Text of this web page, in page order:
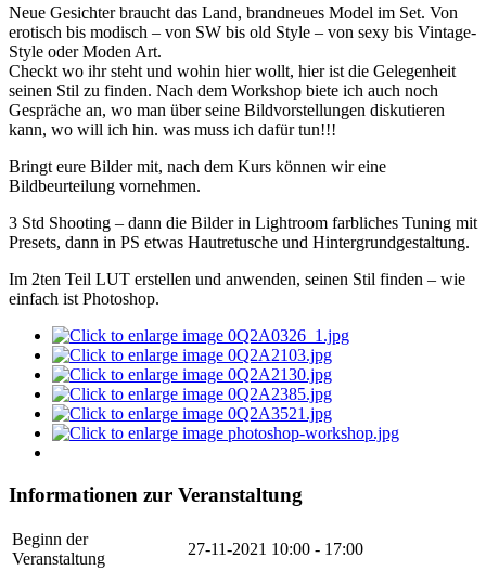
Neue Gesichter braucht das Land, brandneues Model im Set. Von
erotisch bis modisch – von SW bis old Style – von sexy bis Vintage-
Style oder Moden Art.
Checkt wo ihr steht und wohin hier wollt, hier ist die Gelegenheit
seinen Stil zu finden. Nach dem Workshop biete ich auch noch
Gespräche an, wo man über seine Bildvorstellungen diskutieren
kann, wo will ich hin. was muss ich dafür tun!!!
Bringt eure Bilder mit, nach dem Kurs können wir eine
Bildbeurteilung vornehmen.
3 Std Shooting – dann die Bilder in Lightroom farbliches Tuning mit
Presets, dann in PS etwas Hautretusche und Hintergrundgestaltung.
Im 2ten Teil LUT erstellen und anwenden, seinen Stil finden – wie
einfach ist Photoshop.
Informationen zur Veranstaltung
Beginn der
Veranstaltung
27-11-2021 10:00 - 17:00